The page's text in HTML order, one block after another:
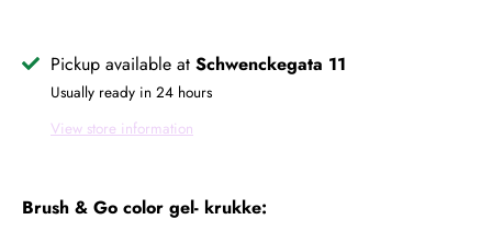
Pickup available at Schwenckegata 11
Usually ready in 24 hours
View store information
Brush & Go color gel- krukke: